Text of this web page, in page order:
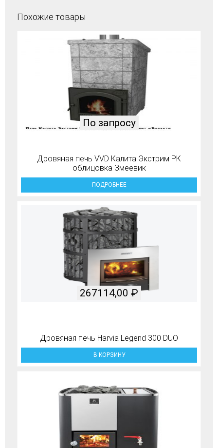
Похожие товары
Дровяная печь VVD Калита Экстрим РК
облицовка Змеевик
По запросу
ПОДРОБНЕЕ
Дровяная печь Harvia Legend 300 DUO
267114,00 ₽
В КОРЗИНУ